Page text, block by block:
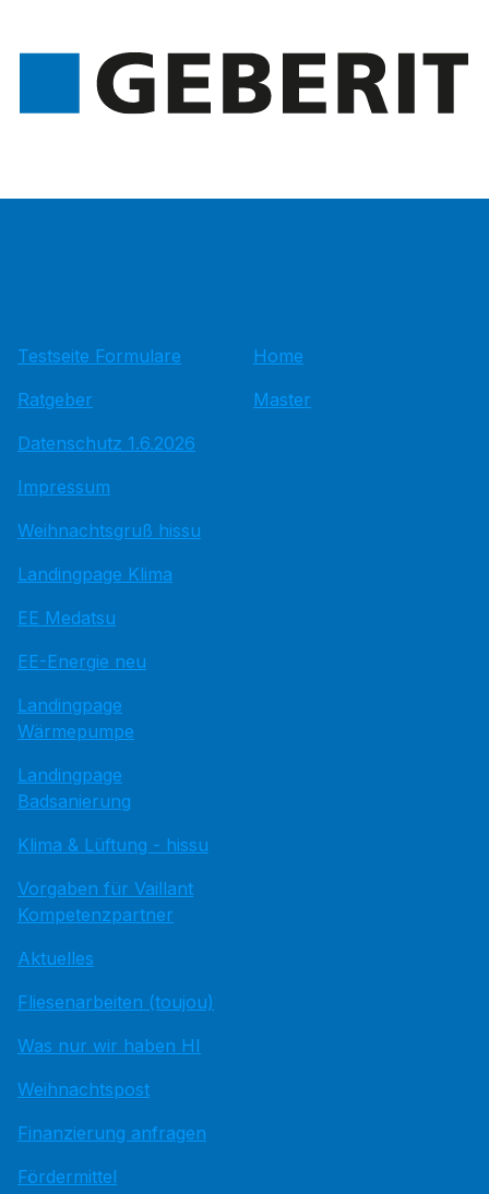
Testseite Formulare
Ratgeber
Datenschutz 1.6.2026
Impressum
Weihnachtsgruß hissu
Landingpage Klima
EE Medatsu
EE-Energie neu
Landingpage
Wärmepumpe
Landingpage
Badsanierung
Klima & Lüftung - hissu
Vorgaben für Vaillant
Kompetenzpartner
Aktuelles
Fliesenarbeiten (toujou)
Was nur wir haben HI
Weihnachtspost
Finanzierung anfragen
Fördermittel
Home
Master